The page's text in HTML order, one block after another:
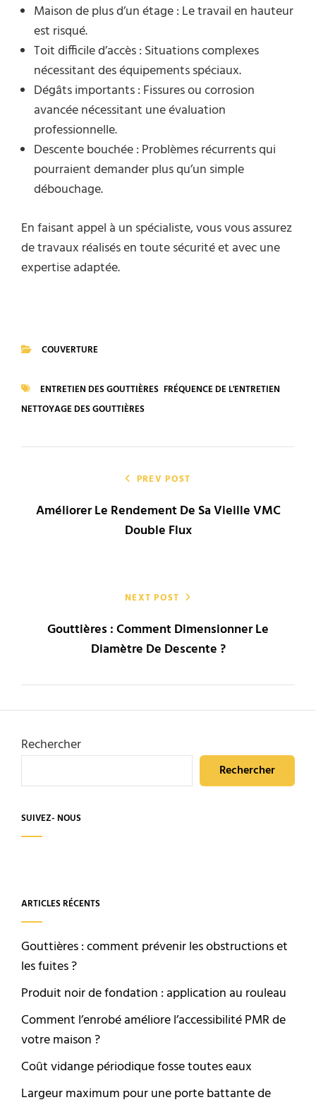
Maison de plus d’un étage : Le travail en hauteur
est risqué.
Toit difficile d’accès : Situations complexes
nécessitant des équipements spéciaux.
Dégâts importants : Fissures ou corrosion
avancée nécessitant une évaluation
professionnelle.
Descente bouchée : Problèmes récurrents qui
pourraient demander plus qu’un simple
débouchage.
En faisant appel à un spécialiste, vous vous assurez
de travaux réalisés en toute sécurité et avec une
expertise adaptée.
COUVERTURE
TAGS
ENTRETIEN DES GOUTTIÈRES FRÉQUENCE DE L'ENTRETIEN
NETTOYAGE DES GOUTTIÈRES
l’article
PREV POST
Améliorer Le Rendement De Sa Vieille VMC
Double Flux
NEXT POST
Gouttières : Comment Dimensionner Le
Diamètre De Descente ?
Rechercher
Rechercher
SUIVEZ- NOUS
ARTICLES RÉCENTS
Gouttières : comment prévenir les obstructions et
les fuites ?
Produit noir de fondation : application au rouleau
Comment l’enrobé améliore l’accessibilité PMR de
votre maison ?
Coût vidange périodique fosse toutes eaux
Largeur maximum pour une porte battante de